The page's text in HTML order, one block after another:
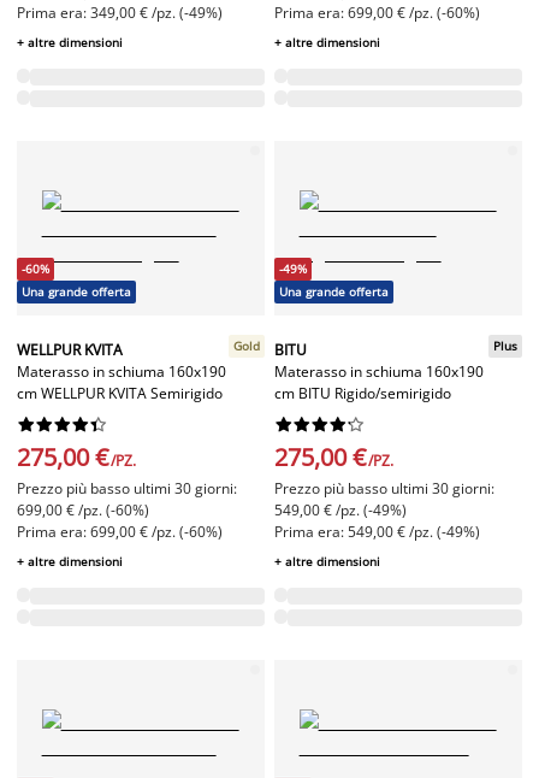
Prima era: 349,00 € /pz. (-49%)
+ altre dimensioni
Prima era: 699,00 € /pz. (-60%)
+ altre dimensioni
-60%
Una grande offerta
WELLPUR KVITA
Materasso in schiuma 160x190
cm WELLPUR KVITA Semirigido
Gold






275,00 €/PZ.
Prezzo più basso ultimi 30 giorni:
699,00 € /pz. (-60%)
Prima era: 699,00 € /pz. (-60%)
+ altre dimensioni
-49%
Una grande offerta
BITU
Materasso in schiuma 160x190
cm BITU Rigido/semirigido
Plus






275,00 €/PZ.
Prezzo più basso ultimi 30 giorni:
549,00 € /pz. (-49%)
Prima era: 549,00 € /pz. (-49%)
+ altre dimensioni